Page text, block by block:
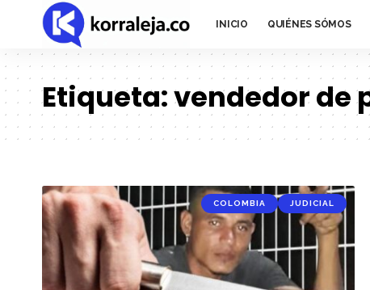
INICIO QUIÉNES SÓMOS
Etiqueta:vendedor de
COLOMBIA JUDICIAL